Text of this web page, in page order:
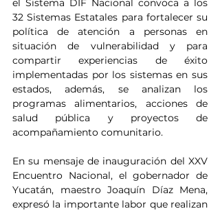
el Sistema DIF Nacional convoca a los
32 Sistemas Estatales para fortalecer su
política de atención a personas en
situación de vulnerabilidad y para
compartir experiencias de éxito
implementadas por los sistemas en sus
estados, además, se analizan los
programas alimentarios, acciones de
salud pública y proyectos de
acompañamiento comunitario.
En su mensaje de inauguración del XXV
Encuentro Nacional, el gobernador de
Yucatán, maestro Joaquín Díaz Mena,
expresó la importante labor que realizan